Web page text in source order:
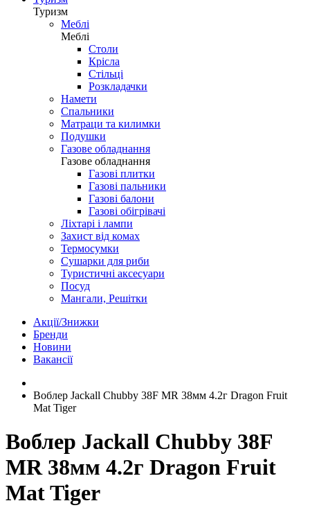
Туризм
Меблі
Меблі
Столи
Крісла
Стільці
Розкладачки
Намети
Спальники
Матраци та килимки
Подушки
Газове обладнання
Газове обладнання
Газові плитки
Газові пальники
Газові балони
Газові обігрівачі
Ліхтарі і лампи
Захист від комах
Термосумки
Сушарки для риби
Туристичні аксесуари
Посуд
Мангали, Решітки
Акції/Знижки
Бренди
Новини
Вакансії
Воблер Jackall Chubby 38F MR 38мм 4.2г Dragon Fruit
Mat Tiger
Воблер Jackall Chubby 38F
MR 38мм 4.2г Dragon Fruit
Mat Tiger